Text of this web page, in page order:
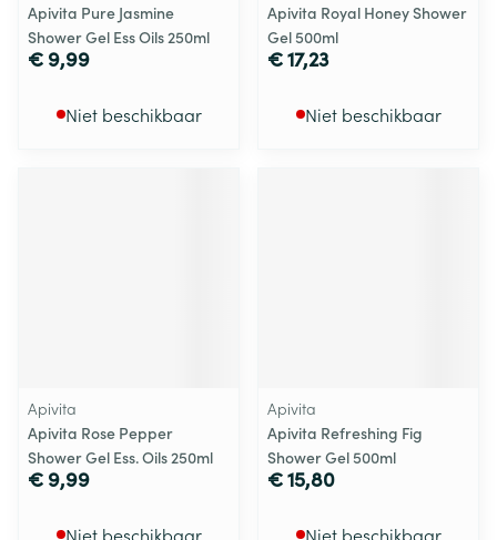
Apivita Pure Jasmine
Shower Gel Ess Oils 250ml
€ 9,99
Niet beschikbaar
Apivita Royal Honey Shower
Gel 500ml
€ 17,23
Niet beschikbaar
Apivita
Apivita Rose Pepper
Shower Gel Ess. Oils 250ml
€ 9,99
Niet beschikbaar
Apivita
Apivita Refreshing Fig
Shower Gel 500ml
€ 15,80
Niet beschikbaar